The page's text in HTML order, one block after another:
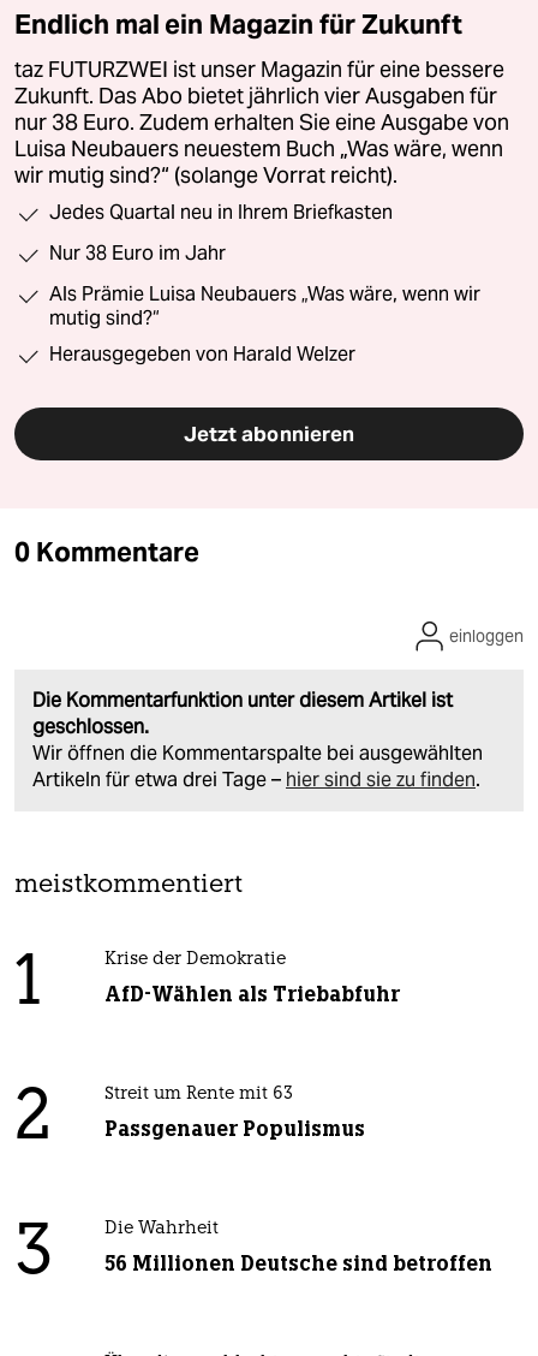
Endlich mal ein Magazin für Zukunft
taz FUTURZWEI ist unser Magazin für eine bessere
Zukunft. Das Abo bietet jährlich vier Ausgaben für
nur 38 Euro. Zudem erhalten Sie eine Ausgabe von
Luisa Neubauers neuestem Buch „Was wäre, wenn
wir mutig sind?“ (solange Vorrat reicht).
Jedes Quartal neu in Ihrem Briefkasten
Nur 38 Euro im Jahr
Als Prämie Luisa Neubauers „Was wäre, wenn wir
mutig sind?“
Herausgegeben von Harald Welzer
Jetzt abonnieren
0 Kommentare
Die Kommentarfunktion unter diesem Artikel ist
geschlossen.
Wir öffnen die Kommentarspalte bei ausgewählten
Artikeln für etwa drei Tage – hier sind sie zu finden.
einloggen
meistkommentiert
1 Krise der Demokratie
AfD-Wählen als Triebabfuhr
2 Streit um Rente mit 63
Passgenauer Populismus
3 Die Wahrheit
56 Millionen Deutsche sind betroffen